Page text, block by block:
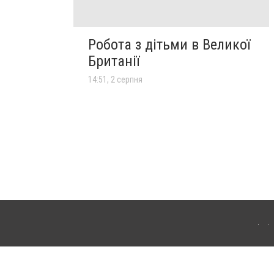
Робота з дітьми в Великої
Британії
14:51, 2 серпня